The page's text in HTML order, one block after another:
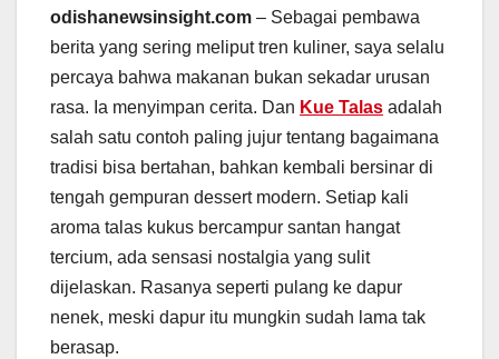
odishanewsinsight.com – Sebagai pembawa
berita yang sering meliput tren kuliner, saya selalu
percaya bahwa makanan bukan sekadar urusan
rasa. Ia menyimpan cerita. Dan Kue Talas adalah
salah satu contoh paling jujur tentang bagaimana
tradisi bisa bertahan, bahkan kembali bersinar di
tengah gempuran dessert modern. Setiap kali
aroma talas kukus bercampur santan hangat
tercium, ada sensasi nostalgia yang sulit
dijelaskan. Rasanya seperti pulang ke dapur
nenek, meski dapur itu mungkin sudah lama tak
berasap.